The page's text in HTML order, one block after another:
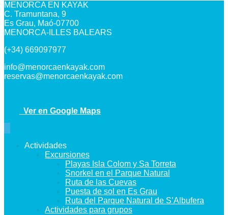
MENORCA EN KAYAK
C. Tramuntana, 9
Es Grau, Maó-07700
MENORCA-ILLES BALEARS
(+34) 669097977
info@menorcaenkayak.com
reservas@menorcaenkayak.com
Ver en Google Maps
Actividades
Excursiones
Playas Isla Colom y Sa Torreta
Snorkel en el Parque Natural
Ruta de las Cuevas
Puesta de sol en Es Grau
Ruta del Parque Natural de S’Albufera
Actividades para grupos